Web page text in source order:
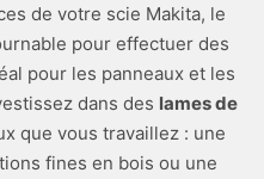
de votre scie Makita, le
pour effectuer des
pour les panneaux et les
dans des lames de
que vous travaillez : une
fines en bois ou une